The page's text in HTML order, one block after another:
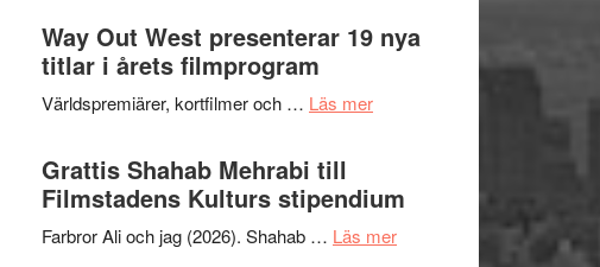
Internationella
storheter
och
samarbeten
trailern
för
X-
I
Want
to
Believe
Way Out West presenterar 19 nya
titlar i årets filmprogram
Världspremiärer, kortfilmer och … Läs merom
presenterar
19
Grattis Shahab Mehrabi till
Filmstadens Kulturs stipendium
Farbror Ali och jag (2026). Shahab … Läs merom